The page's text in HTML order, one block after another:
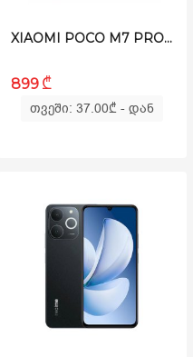
XIAOMI POCO M7 PRO 5G 12/512GB BLACK
899 ₾
თვეში: 37.00₾- დან